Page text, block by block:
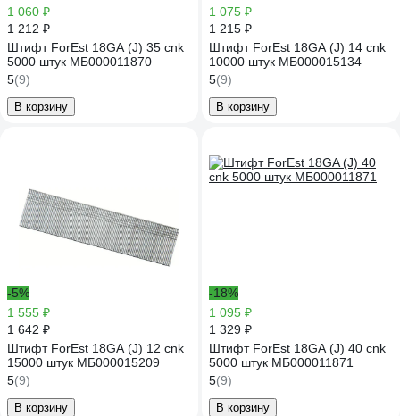
1 060 ₽
1 212 ₽
Штифт ForEst 18GA (J) 35 cnk
5000 штук МБ000011870
5(9)
В корзину
1 075 ₽
1 215 ₽
Штифт ForEst 18GA (J) 14 cnk
10000 штук МБ000015134
5(9)
В корзину
-5%
1 555 ₽
1 642 ₽
Штифт ForEst 18GA (J) 12 cnk
15000 штук МБ000015209
5(9)
В корзину
-18%
1 095 ₽
1 329 ₽
Штифт ForEst 18GA (J) 40 cnk
5000 штук МБ000011871
5(9)
В корзину